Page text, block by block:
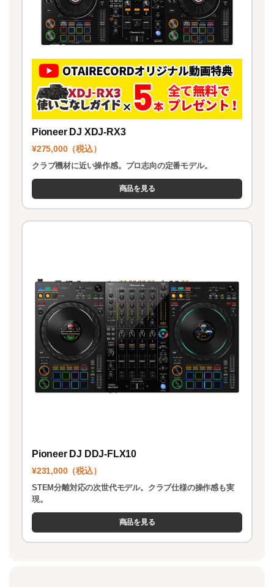
Pioneer DJ XDJ-RX3
¥275,000（税込）
クラブ機材に近い操作感。プロ志向の定番モデル。
商品を見る
Pioneer DJ DDJ-FLX10
¥231,000（税込）
STEM分離対応の次世代モデル。クラブ仕様の操作感も実
現。
商品を見る